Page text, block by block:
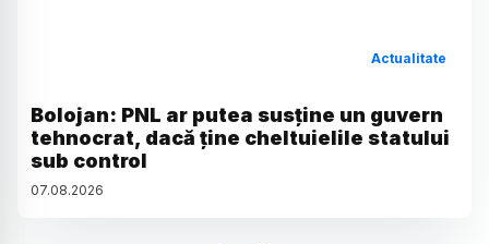
Actualitate
Bolojan: PNL ar putea susține un guvern
tehnocrat, dacă ține cheltuielile statului
sub control
07.08.2026